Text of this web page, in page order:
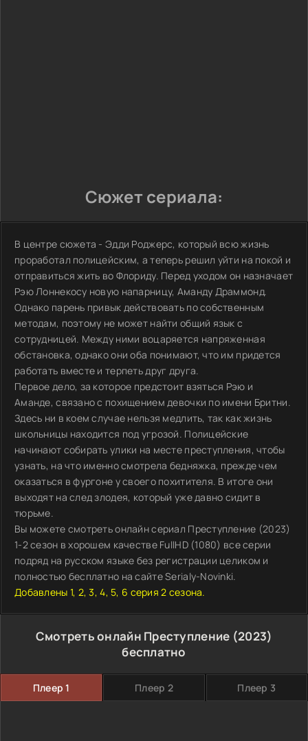
Сюжет сериала:
В центре сюжета - Эдди Роджерс, который всю жизнь
проработал полицейским, а теперь решил уйти на покой и
отправиться жить во Флориду. Перед уходом он назначает
Рэю Лоннекосу новую напарницу, Аманду Драммонд.
Однако парень привык действовать по собственным
методам, поэтому не может найти общий язык с
сотрудницей. Между ними воцаряется напряженная
обстановка, однако они оба понимают, что им придется
работать вместе и терпеть друг друга.
Первое дело, за которое предстоит взяться Рэю и
Аманде, связано с похищением девочки по имени Бритни.
Здесь ни в коем случае нельзя медлить, так как жизнь
школьницы находится под угрозой. Полицейские
начинают собирать улики на месте преступления, чтобы
узнать, на что именно смотрела бедняжка, прежде чем
оказаться в фургоне у своего похитителя. В итоге они
выходят на след злодея, который уже давно сидит в
тюрьме.
Вы можете смотреть онлайн сериал Преступление (2023)
1-2 сезон в хорошем качестве FullHD (1080) все серии
подряд на русском языке без регистрации целиком и
полностью бесплатно на сайте Serialy-Novinki.
Добавлены 1, 2, 3, 4, 5, 6 серия 2 сезона.
Смотреть онлайн Преступление (2023)
бесплатно
Плеер 1 Плеер 2 Плеер 3